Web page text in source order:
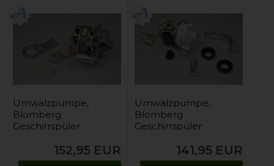
Umwälzpumpe,
Blomberg
Geschirrspüler
152,95 EUR
Umwälzpumpe,
Blomberg
Geschirrspüler
141,95 EUR